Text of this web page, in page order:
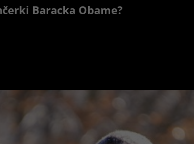
Baracka Obame?